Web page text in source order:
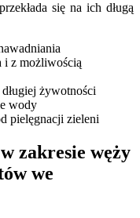
się na ich długą
i z możliwością
żywotności
wody
pielęgnacji zieleni
zakresie węży
we